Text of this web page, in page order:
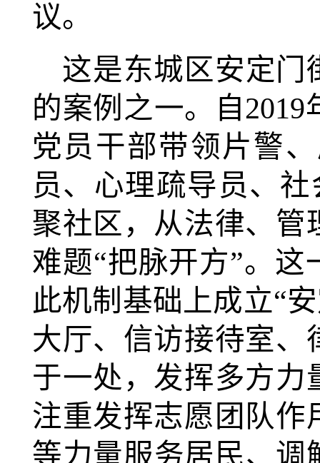
议。
这是东城区安定门
的案例之一。自
党员干部带领片警
员、心理疏导员、
聚社区，从法律、管
难题“把脉开方”。这
此机制基础上成立“
大厅、信访接待室、
于一处，发挥多方力
注重发挥志愿团队作
等力量服务居民、调